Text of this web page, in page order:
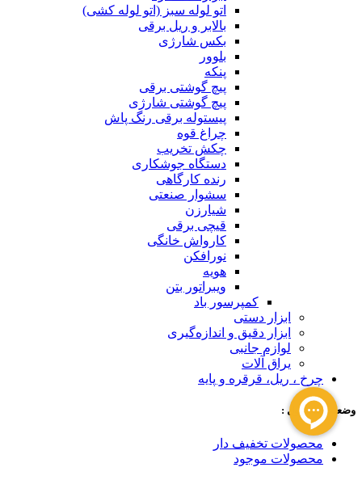
اتو لوله سبز (اتو لوله کشی)
بالابر و ریل برقی
بکس شارژی
بلوور
پنکه
پیچ گوشتی برقی
پیچ گوشتی شارژی
پیستوله برقی رنگ پاش
چراغ قوه
چکش تخریب
دستگاه جوشکاری
رنده کارگاهی
سشوار صنعتی
شیارزن
قیچی برقی
کارواش خانگی
نورافکن
هویه
ویبراتور بتن
کمپرسور باد
ابزار دستی
ابزار دقیق و اندازه‌گیری
لوازم جانبی
یراق آلات
چرخ ، ریل، قرقره و پایه
وضعیت محصول :
محصولات تخفیف دار
محصولات موجود